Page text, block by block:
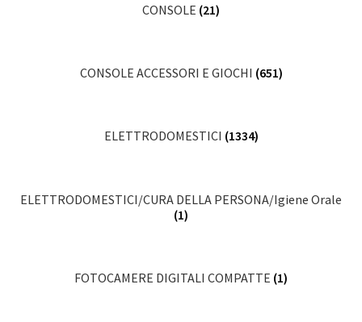
CONSOLE (21)
CONSOLE ACCESSORI E GIOCHI (651)
ELETTRODOMESTICI (1334)
ELETTRODOMESTICI/CURA DELLA PERSONA/Igiene Orale
(1)
FOTOCAMERE DIGITALI COMPATTE (1)